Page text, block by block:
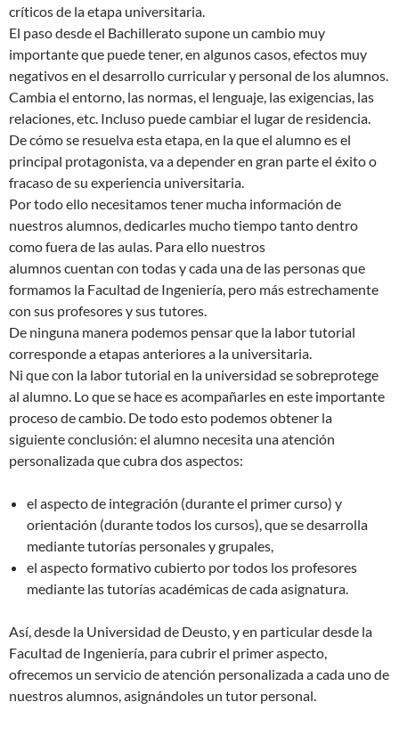
críticos de la etapa universitaria.
El paso desde el Bachillerato supone un cambio muy
importante que puede tener, en algunos casos, efectos muy
negativos en el desarrollo curricular y personal de los alumnos.
Cambia el entorno, las normas, el lenguaje, las exigencias, las
relaciones, etc. Incluso puede cambiar el lugar de residencia.
De cómo se resuelva esta etapa, en la que el alumno es el
principal protagonista, va a depender en gran parte el éxito o
fracaso de su experiencia universitaria.
Por todo ello necesitamos tener mucha información de
nuestros alumnos, dedicarles mucho tiempo tanto dentro
como fuera de las aulas. Para ello nuestros
alumnos cuentan con todas y cada una de las personas que
formamos la Facultad de Ingeniería, pero más estrechamente
con sus profesores y sus tutores.
De ninguna manera podemos pensar que la labor tutorial
corresponde a etapas anteriores a la universitaria.
Ni que con la labor tutorial en la universidad se sobreprotege
al alumno. Lo que se hace es acompañarles en este importante
proceso de cambio. De todo esto podemos obtener la
siguiente conclusión: el alumno necesita una atención
personalizada que cubra dos aspectos:
el aspecto de integración (durante el primer curso) y
orientación (durante todos los cursos), que se desarrolla
mediante tutorías personales y grupales,
el aspecto formativo cubierto por todos los profesores
mediante las tutorías académicas de cada asignatura.
Así, desde la Universidad de Deusto, y en particular desde la
Facultad de Ingeniería, para cubrir el primer aspecto,
ofrecemos un servicio de atención personalizada a cada uno de
nuestros alumnos, asignándoles un tutor personal.